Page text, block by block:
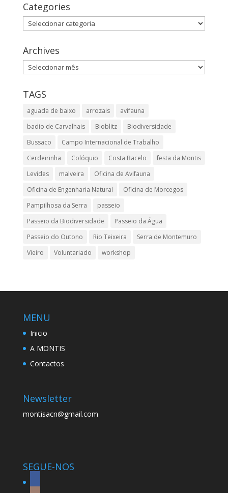
Categories
Categories
Archives
Archives
TAGS
aguada de baixo arrozais
avifauna
badio de Carvalhais
Bioblitz
Biodiversidade
Bussaco
Campo Internacional de Trabalho
Cerdeirinha
Colóquio Costa Bacelo
festa da Montis
Levides
malveira
Oficina de Avifauna
Oficina de Engenharia Natural
Oficina de Morcegos
Pampilhosa da Serra
passeio
Passeio da Biodiversidade
Passeio da Água
Passeio do Outono
Rio Teixeira
Serra de Montemuro
Vieiro
Voluntariado workshop
MENU
Inicio
A MONTIS
Contactos
Newsletter
montisacn@gmail.com
SEGUE-NOS